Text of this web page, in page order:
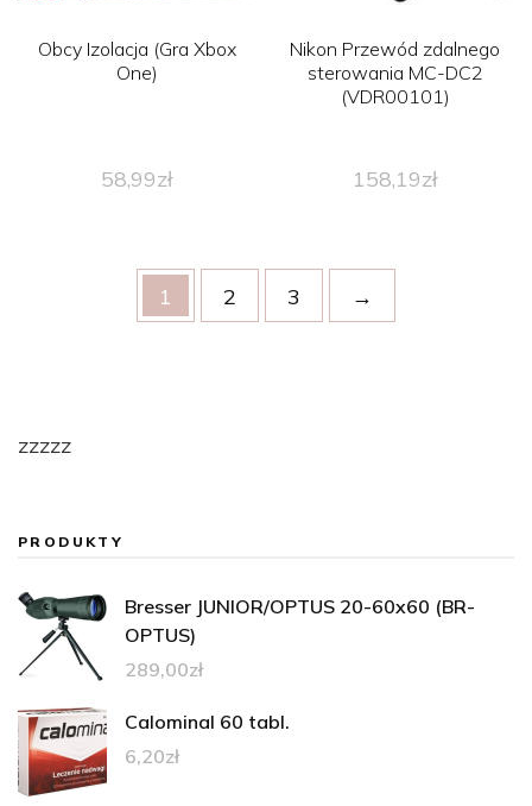
Obcy Izolacja (Gra Xbox
One)
58,99zł
Nikon Przewód zdalnego
sterowania MC-DC2
(VDR00101)
158,19zł
1 2 3 →
zzzzz
PRODUKTY
Bresser JUNIOR/OPTUS 20-60x60 (BR-
OPTUS)
289,00zł
Calominal 60 tabl.
6,20zł